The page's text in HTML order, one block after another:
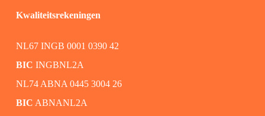
Kwaliteitsrekeningen
NL67 INGB 0001 0390 42
BIC INGBNL2A
NL74 ABNA 0445 3004 26
BIC ABNANL2A